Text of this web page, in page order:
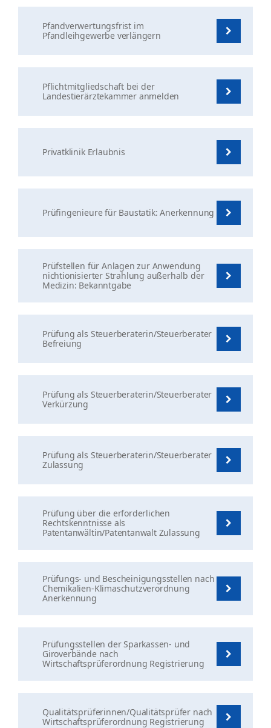
Pfandverwertungsfrist im
Pfandleihgewerbe verlängern
Pflichtmitgliedschaft bei der
Landestierärztekammer anmelden
Privatklinik Erlaubnis
Prüfingenieure für Baustatik: Anerkennung
Prüfstellen für Anlagen zur Anwendung
nichtionisierter Strahlung außerhalb der
Medizin: Bekanntgabe
Prüfung als Steuerberaterin/Steuerberater
Befreiung
Prüfung als Steuerberaterin/Steuerberater
Verkürzung
Prüfung als Steuerberaterin/Steuerberater
Zulassung
Prüfung über die erforderlichen
Rechtskenntnisse als
Patentanwältin/Patentanwalt Zulassung
Prüfungs- und Bescheinigungsstellen nach
Chemikalien-Klimaschutzverordnung
Anerkennung
Prüfungsstellen der Sparkassen- und
Giroverbände nach
Wirtschaftsprüferordnung Registrierung
Qualitätsprüferinnen/Qualitätsprüfer nach
Wirtschaftsprüferordnung Registrierung